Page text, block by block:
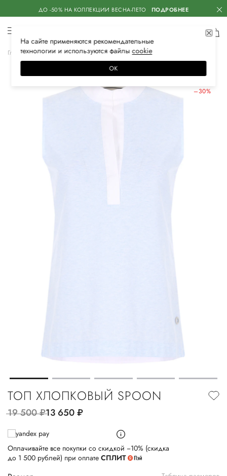
ДО -50% НА КОЛЛЕКЦИИ ВЕСНА-ЛЕТО ПОДРОБНЕЕ
Главная Женская Одежда Топы
–30%
ТОП ХЛОПКОВЫЙ SPOON
19 500руб.13 650руб.
Оплачивайте все покупки со скидкой −10% (скидка
до 1 500 рублей) при оплате СПЛИТ
На сайте применяются рекомендательные
технологии и используются файлысооkiе
ОК